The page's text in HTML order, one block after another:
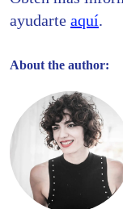
ayudarte aquí.
About the author: